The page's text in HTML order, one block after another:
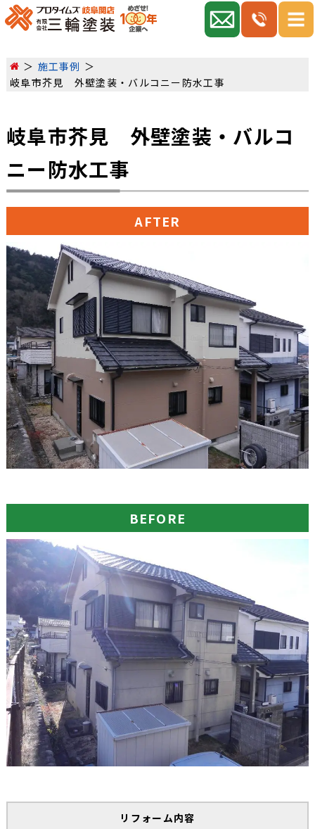
施工事例
岐阜市芥見 外壁塗装・バルコニー防水工事
岐阜市芥見 外壁塗装・バルコ
ニー防水工事
AFTER
BEFORE
リフォーム内容